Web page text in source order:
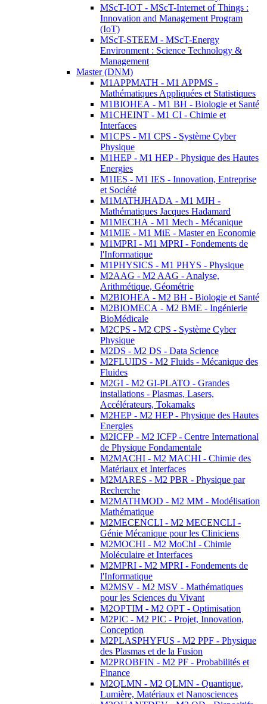
MScT-IOT - MScT-Internet of Things :
Innovation and Management Program
(IoT)
MScT-STEEM - MScT-Energy
Environment : Science Technology &
Management
Master (DNM)
M1APPMATH - M1 APPMS -
Mathématiques Appliquées et Statistiques
M1BIOHEA - M1 BH - Biologie et Santé
M1CHEINT - M1 CI - Chimie et
Interfaces
M1CPS - M1 CPS - Système Cyber
Physique
M1HEP - M1 HEP - Physique des Hautes
Energies
M1IES - M1 IES - Innovation, Entreprise
et Société
M1MATHJHADA - M1 MJH -
Mathématiques Jacques Hadamard
M1MECHA - M1 Mech - Mécanique
M1MIE - M1 MiE - Master en Economie
M1MPRI - M1 MPRI - Fondements de
l'Informatique
M1PHYSICS - M1 PHYS - Physique
M2AAG - M2 AAG - Analyse,
Arithmétique, Géométrie
M2BIOHEA - M2 BH - Biologie et Santé
M2BIOMECA - M2 BME - Ingénierie
BioMédicale
M2CPS - M2 CPS - Système Cyber
Physique
M2DS - M2 DS - Data Science
M2FLUIDS - M2 Fluids - Mécanique des
Fluides
M2GI - M2 GI-PLATO - Grandes
installations - Plasmas, Lasers,
Accélérateurs, Tokamaks
M2HEP - M2 HEP - Physique des Hautes
Energies
M2ICFP - M2 ICFP - Centre International
de Physique Fondamentale
M2MACHI - M2 MACHI - Chimie des
Matériaux et Interfaces
M2MARES - M2 PBR - Physique par
Recherche
M2MATHMOD - M2 MM - Modélisation
Mathématique
M2MECENCLI - M2 MECENCLI -
Génie Mécanique pour les Cliniciens
M2MOCHI - M2 MoChI - Chimie
Moléculaire et Interfaces
M2MPRI - M2 MPRI - Fondements de
l'Informatique
M2MSV - M2 MSV - Mathématiques
pour les Sciences du Vivant
M2OPTIM - M2 OPT - Optimisation
M2PIC - M2 PIC - Projet, Innovation,
Conception
M2PLASPHYFUS - M2 PPF - Physique
des Plasmas et de la Fusion
M2PROBFIN - M2 PF - Probabilités et
Finance
M2QLMN - M2 QLMN - Quantique,
Lumière, Matériaux et Nanosciences